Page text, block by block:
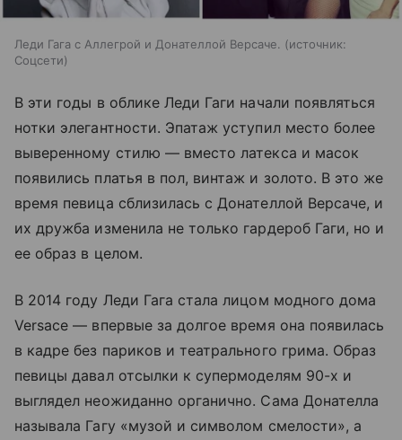
Леди Гага с Аллегрой и Донателлой Версаче.
источник:
Соцсети
В эти годы в облике Леди Гаги начали появляться
нотки элегантности. Эпатаж уступил место более
выверенному стилю — вместо латекса и масок
появились платья в пол, винтаж и золото. В это же
время певица сблизилась с Донателлой Версаче, и
их дружба изменила не только гардероб Гаги, но и
ее образ в целом.
В 2014 году Леди Гага стала лицом модного дома
Versace — впервые за долгое время она появилась
в кадре без париков и театрального грима. Образ
певицы давал отсылки к супермоделям 90-х и
выглядел неожиданно органично. Сама Донателла
называла Гагу «музой и символом смелости», а